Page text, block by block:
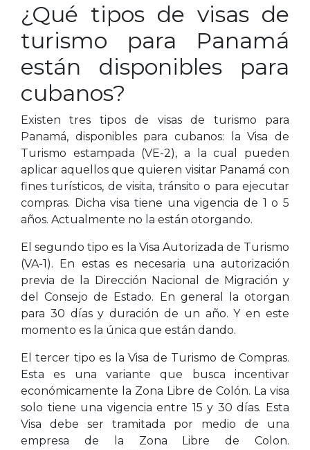
¿Qué tipos de visas de
turismo para Panamá
están disponibles para
cubanos?
Existen tres tipos de visas de turismo para
Panamá, disponibles para cubanos: la Visa de
Turismo estampada (VE-2), a la cual pueden
aplicar aquellos que quieren visitar Panamá con
fines turísticos, de visita, tránsito o para ejecutar
compras. Dicha visa tiene una vigencia de 1 o 5
años. Actualmente no la están otorgando.
El segundo tipo es la Visa Autorizada de Turismo
(VA-1). En estas es necesaria una autorización
previa de la Dirección Nacional de Migración y
del Consejo de Estado. En general la otorgan
para 30 días y duración de un año. Y en este
momento es la única que están dando.
El tercer tipo es la Visa de Turismo de Compras.
Esta es una variante que busca incentivar
económicamente la Zona Libre de Colón. La visa
solo tiene una vigencia entre 15 y 30 días. Esta
Visa debe ser tramitada por medio de una
empresa de la Zona Libre de Colon.